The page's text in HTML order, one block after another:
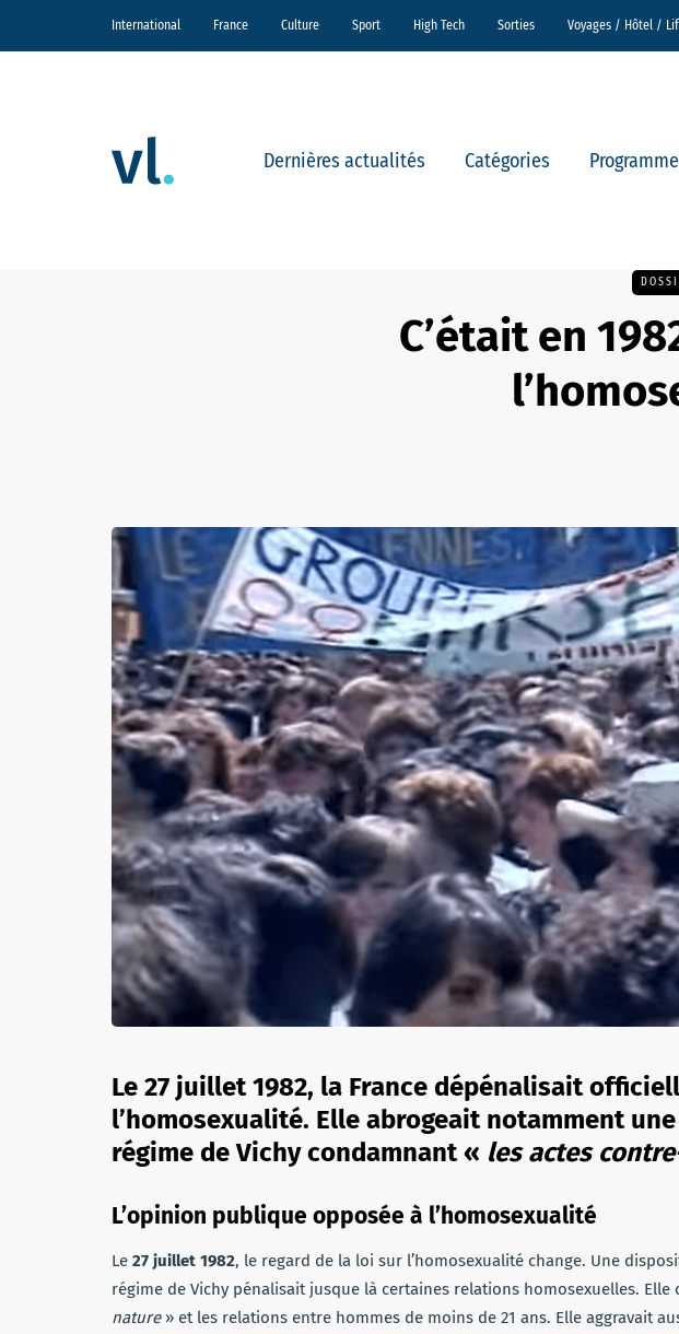
International France Culture Sport High Tech Sorties Voyages / Hôtel /
Dernières actualités Catégories
C’était en
Le 27 juillet 1982, la France dépénalisait
l’homosexualité. Elle abrogeait notamment
régime de Vichy condamnant « les actes
L’opinion publique opposée à l’homosexualité
Le 27 juillet 1982, le regard de la loi sur l’homosexualité change. Une
régime de Vichy pénalisait jusque là certaines relations homosexuelles. Elle
nature» et les relations entre hommes de moins de 21 ans. Elle aggravait